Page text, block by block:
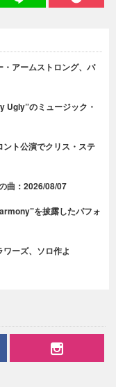
アームストロング、バ
Ugly”のミュージック・
ト公演でクリス・ステ
曲：2026/08/07
を披露したパフォ
ーズ、ソロ作よ